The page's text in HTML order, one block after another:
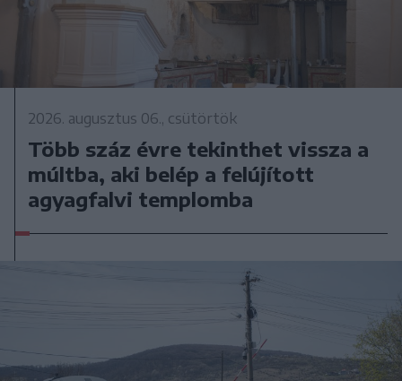
2026. augusztus 06., csütörtök
Több száz évre tekinthet vissza a
múltba, aki belép a felújított
agyagfalvi templomba